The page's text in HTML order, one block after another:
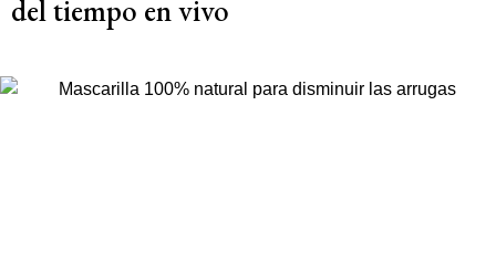
del tiempo en vivo